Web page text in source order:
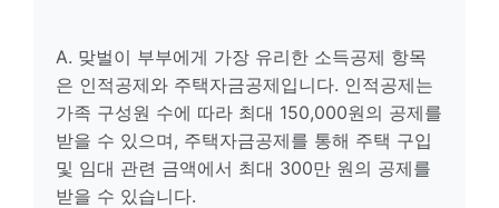
A. 맞벌이 부부에게 가장 유리한 소득공제 항목
은 인적공제와 주택자금공제입니다. 인적공제는
가족 구성원 수에 따라 최대 150,000원의 공제를
받을 수 있으며, 주택자금공제를 통해 주택 구입
및 임대 관련 금액에서 최대 300만 원의 공제를
받을 수 있습니다.